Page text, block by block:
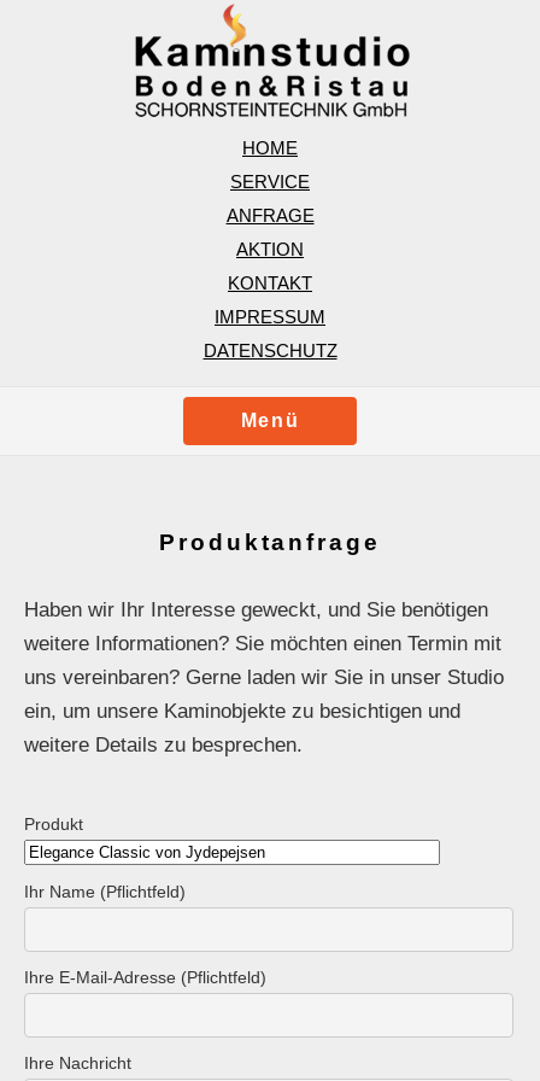
HOME
SERVICE
ANFRAGE
AKTION
KONTAKT
IMPRESSUM
DATENSCHUTZ
Menü
Produktanfrage
Haben wir Ihr Interesse geweckt, und Sie benötigen
weitere Informationen? Sie möchten einen Termin mit
uns vereinbaren? Gerne laden wir Sie in unser Studio
ein, um unsere Kaminobjekte zu besichtigen und
weitere Details zu besprechen.
Produkt
Ihr Name (Pflichtfeld)
Ihre E-Mail-Adresse (Pflichtfeld)
Ihre Nachricht